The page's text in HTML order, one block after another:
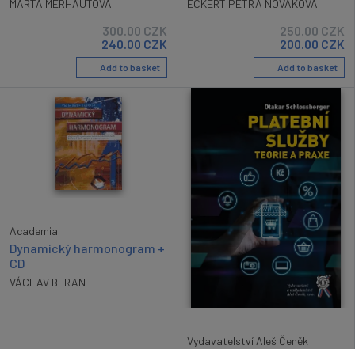
MARTA MERHAUTOVÁ
300.00CZK
240.00 CZK
Add to basket
ECKERT PETRA NOVÁKOVÁ
250.00CZK
200.00 CZK
Add to basket
Academia
Dynamický harmonogram +
CD
VÁCLAV BERAN
Vydavatelství Aleš Čeněk